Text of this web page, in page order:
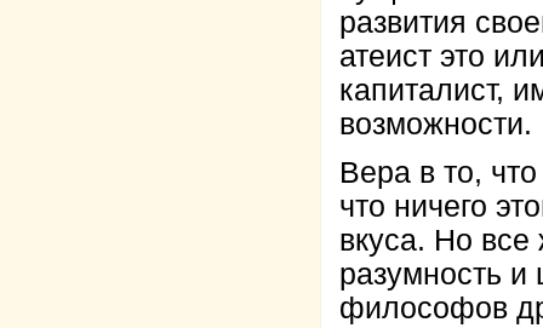
развития
атеист это
капиталист,
возможности.
Вера в то,
что ничего
вкуса. Но все
разумность и
философов